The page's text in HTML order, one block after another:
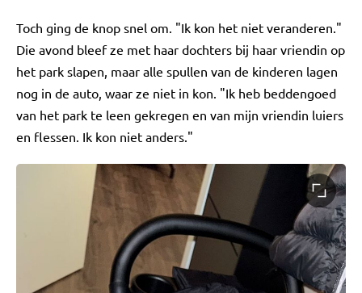
Toch ging de knop snel om. "Ik kon het niet veranderen."
Die avond bleef ze met haar dochters bij haar vriendin op
het park slapen, maar alle spullen van de kinderen lagen
nog in de auto, waar ze niet in kon. "Ik heb beddengoed
van het park te leen gekregen en van mijn vriendin luiers
en flessen. Ik kon niet anders."